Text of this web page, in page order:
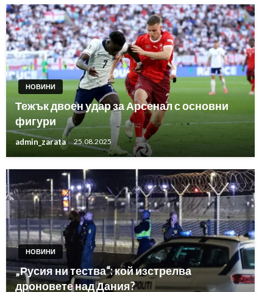
НОВИНИ
Тежък двоен удар за Арсенал с основни
фигури
admin_zarata 25.08.2025
НОВИНИ
„Русия ни тества“: кой изстрелва
дроновете над Дания?